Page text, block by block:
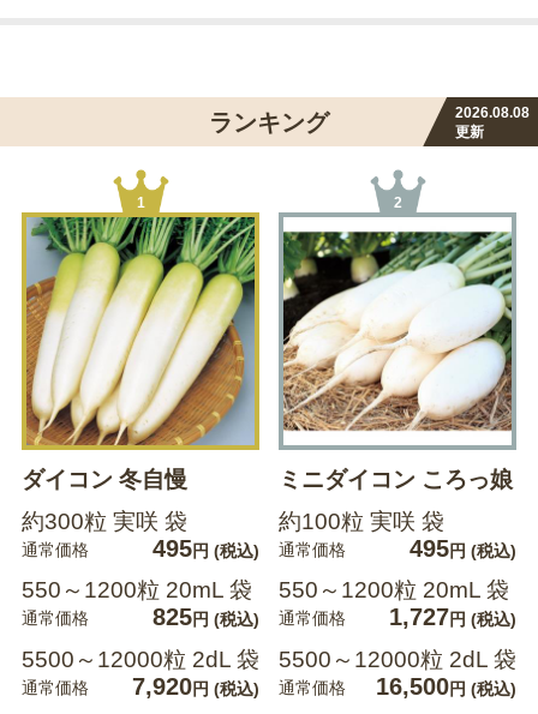
ランキング
2026.08.08
更新
1
ダイコン 冬自慢
約300粒 実咲 袋
通常価格 495円 (税込)
550～1200粒 20mL 袋
通常価格 825円 (税込)
5500～12000粒 2dL 袋
通常価格 7,920円 (税込)
2
ミニダイコン ころっ娘
約100粒 実咲 袋
通常価格 495円 (税込)
550～1200粒 20mL 袋
通常価格 1,727円 (税込)
5500～12000粒 2dL 袋
通常価格 16,500円 (税込)